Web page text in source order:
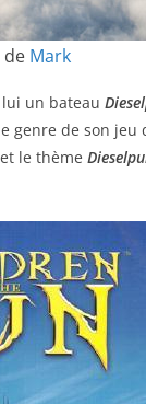
de Mark
un bateau
genre de son
le thème